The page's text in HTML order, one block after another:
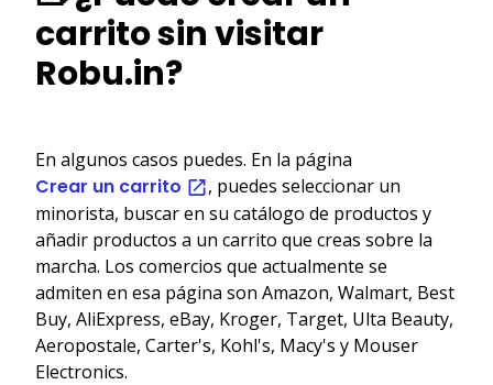
carrito sin visitar
Robu.in?
En algunos casos puedes. En la página
Crear un carrito
, puedes seleccionar un
minorista, buscar en su catálogo de productos y
añadir productos a un carrito que creas sobre la
marcha. Los comercios que actualmente se
admiten en esa página son Amazon, Walmart, Best
Buy, AliExpress, eBay, Kroger, Target, Ulta Beauty,
Aeropostale, Carter's, Kohl's, Macy's y Mouser
Electronics.